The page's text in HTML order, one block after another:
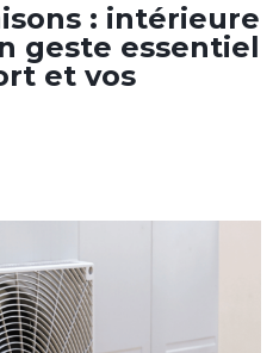
: intérieure
geste essentiel
et vos